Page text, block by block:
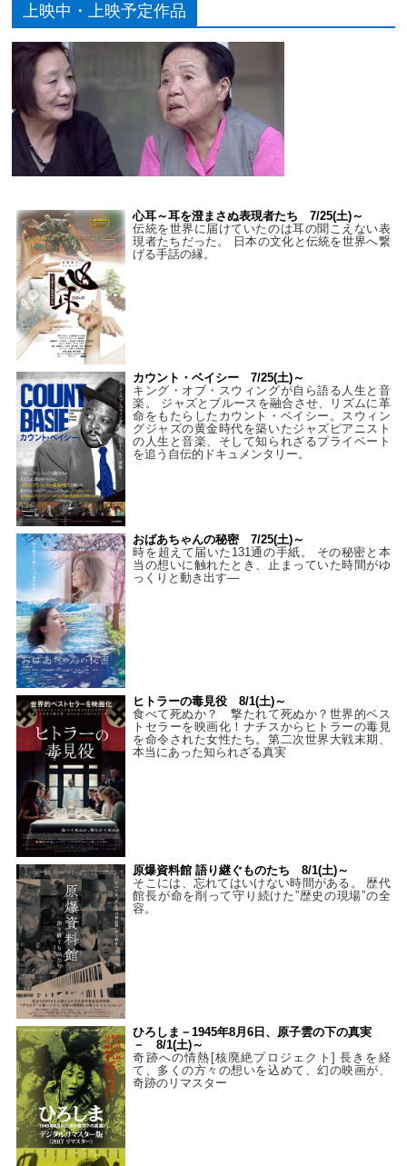
上映中・上映予定作品
心耳～耳を澄まさぬ表現者たち 7/25(土)～
伝統を世界に届けていたのは耳の聞こえない表
現者たちだった。 日本の文化と伝統を世界へ繋
げる手話の縁。
カウント・ベイシー 7/25(土)～
キング・オブ・スウィングが自ら語る人生と音
楽。 ジャズとブルースを融合させ、リズムに革
命をもたらしたカウント・ベイシー。スウィン
グジャズの黄金時代を築いたジャズピアニスト
の人生と音楽、そして知られざるプライベート
を追う自伝的ドキュメンタリー。
おばあちゃんの秘密 7/25(土)～
時を超えて届いた131通の手紙。 その秘密と本
当の想いに触れたとき、止まっていた時間がゆ
っくりと動き出す―
ヒトラーの毒見役 8/1(土)～
食べて死ぬか？ 撃たれて死ぬか？世界的ベス
トセラーを映画化！ナチスからヒトラーの毒見
を命令された女性たち。第二次世界大戦末期、
本当にあった知られざる真実
原爆資料館 語り継ぐものたち 8/1(土)～
そこには、忘れてはいけない時間がある。 歴代
館長が命を削って守り続けた”歴史の現場”の全
容。
ひろしま－1945年8月6日、原子雲の下の真実
－ 8/1(土)～
奇跡への情熱[核廃絶プロジェクト] 長きを経
て、多くの方々の想いを込めて、幻の映画が、
奇跡のリマスター